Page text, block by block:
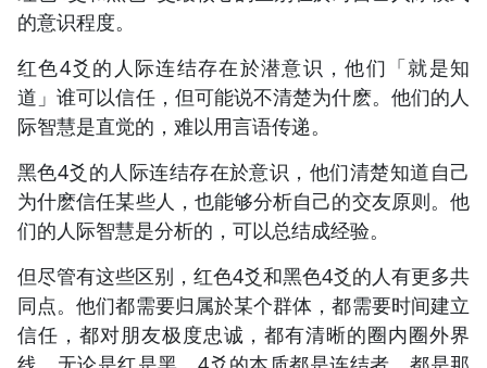
的意识程度。
红色4爻的人际连结存在於潜意识，他们「就是知
道」谁可以信任，但可能说不清楚为什麽。他们的人
际智慧是直觉的，难以用言语传递。
黑色4爻的人际连结存在於意识，他们清楚知道自己
为什麽信任某些人，也能够分析自己的交友原则。他
们的人际智慧是分析的，可以总结成经验。
但尽管有这些区别，红色4爻和黑色4爻的人有更多共
同点。他们都需要归属於某个群体，都需要时间建立
信任，都对朋友极度忠诚，都有清晰的圈内圈外界